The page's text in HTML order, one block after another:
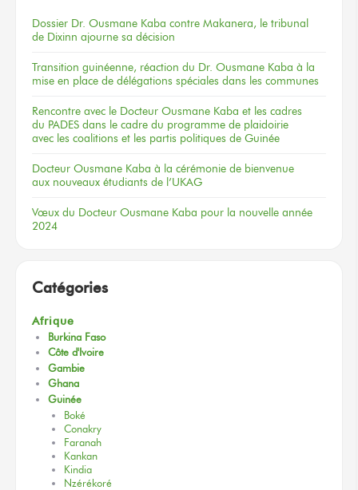
Dossier Dr. Ousmane Kaba contre Makanera, le tribunal
de Dixinn ajourne sa décision
Transition guinéenne, réaction du Dr. Ousmane Kaba à la
mise en place de délégations spéciales dans les communes
Rencontre avec le Docteur Ousmane Kaba et les cadres
du PADES dans le cadre du programme de plaidoirie
avec les coalitions et les partis politiques de Guinée
Docteur Ousmane Kaba à la cérémonie de bienvenue
aux nouveaux étudiants de l’UKAG
Vœux du Docteur Ousmane Kaba pour la nouvelle année
2024
Catégories
Afrique
Burkina Faso
Côte d'Ivoire
Gambie
Ghana
Guinée
Boké
Conakry
Faranah
Kankan
Kindia
Nzérékoré